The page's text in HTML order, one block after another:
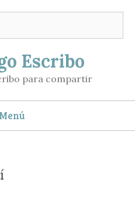
Escribo
para compartir
Menú